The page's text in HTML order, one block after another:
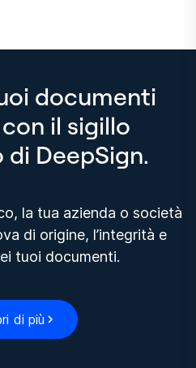
documenti
il sigillo
DeepSign.
la tua azienda o società
di origine, l’integrità e
tuoi documenti.
di più